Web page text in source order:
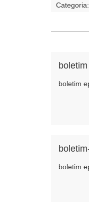
Categoria:
boletim
boletim